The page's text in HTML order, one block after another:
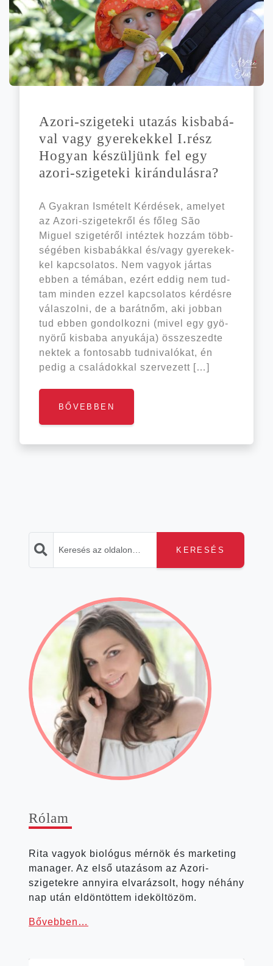
Azori-szigeteki uta­zás kis­ba­bá­
val vagy gye­re­kek­kel I.rész
Hogyan készül­jünk fel egy
azori-szigeteki kirándulásra?
A Gyak­ran Ismé­telt Kér­dé­sek, ame­lyet
az Azori-szigetekről és főleg São
Miguel szigetéről intéz­tek hoz­zám több­
sé­gé­ben kis­ba­bák­kal és/vagy gye­re­kek­
kel kap­cso­la­tos. Nem vagyok jár­tas
ebben a témá­ban, ezért eddig nem tud­
tam min­den ezzel kapcsolatos kér­dés­re
vála­szol­ni, de a barát­nőm, aki job­ban
tud ebben gon­dol­koz­ni (mivel egy gyö­
nyö­rű kis­ba­ba anyu­ká­ja) össze­szed­te
nek­tek a fon­to­sabb tud­ni­va­ló­kat, én
pedig a csa­lá­dok­kal szer­ve­zett […]
BŐVEBBEN
KERESÉS
Rólam
Rita vagyok bio­ló­gus mér­nök és mar­ke­ting
mana­ger. Az első uta­zá­som az Azori-
szigetekre annyi­ra elva­rá­zsolt, hogy néhány
nap után eldön­töt­tem ideköltözöm.
Bőveb­ben…